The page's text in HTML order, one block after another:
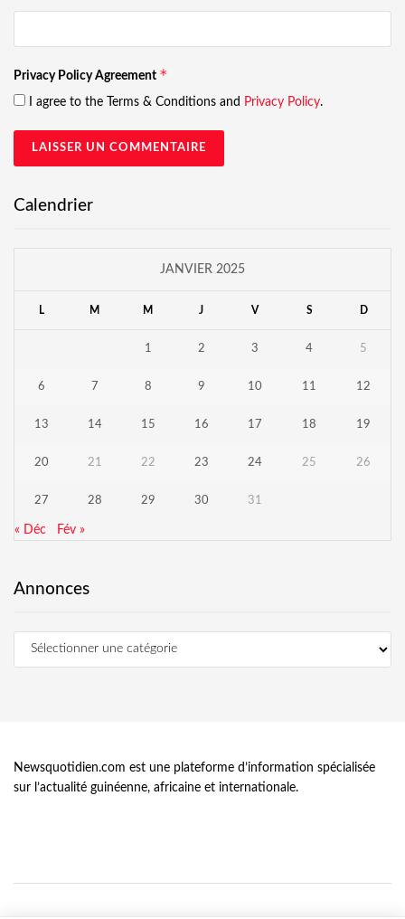
Privacy Policy Agreement *
I agree to the Terms & Conditions and Privacy Policy.
Calendrier
JANVIER 2025
L M M J V S D
1 2 3 4 5
6 7 8 9 10 11 12
13 14 15 16 17 18 19
20 21 22 23 24 25 26
27 28 29 30 31
« Déc Fév »
Annonces
Newsquotidien.com est une plateforme d’information spécialisée
sur l’actualité guinéenne, africaine et internationale.